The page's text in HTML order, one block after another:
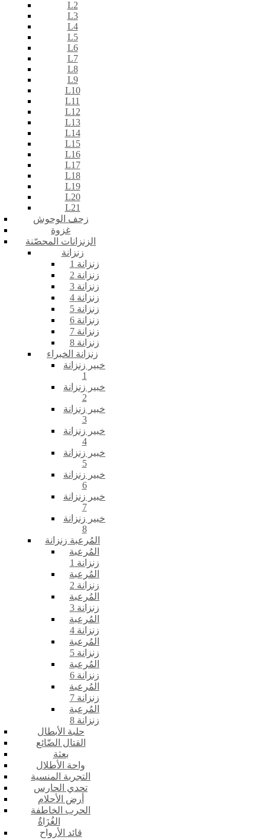
L2
L3
L4
L5
L6
L7
L8
L9
L10
L11
L12
L13
L14
L15
L16
L17
L18
L19
L20
L21
زحف الوحوش
غزوة
الزنزانات المحصّنة
زنزانة
زنزانة 1
زنزانة 2
زنزانة 3
زنزانة 4
زنزانة 5
زنزانة 6
زنزانة 7
زنزانة 8
زنزانة الخبراء
خبير زنزانة
1
خبير زنزانة
2
خبير زنزانة
3
خبير زنزانة
4
خبير زنزانة
5
خبير زنزانة
6
خبير زنزانة
7
خبير زنزانة
8
المُرعبة زنزانة
المُرعبة
زنزانة 1
المُرعبة
زنزانة 2
المُرعبة
زنزانة 3
المُرعبة
زنزانة 4
المُرعبة
زنزانة 5
المُرعبة
زنزانة 6
المُرعبة
زنزانة 7
المُرعبة
زنزانة 8
حلبة الأبطال
القتال الضّائع
بعثة
واحة الأطلال
التجربة المنسية
تحدي الحارس
أرض الأحلام
الحرب الخاطفة
الغُزَاةٌ
قائد الأرواح